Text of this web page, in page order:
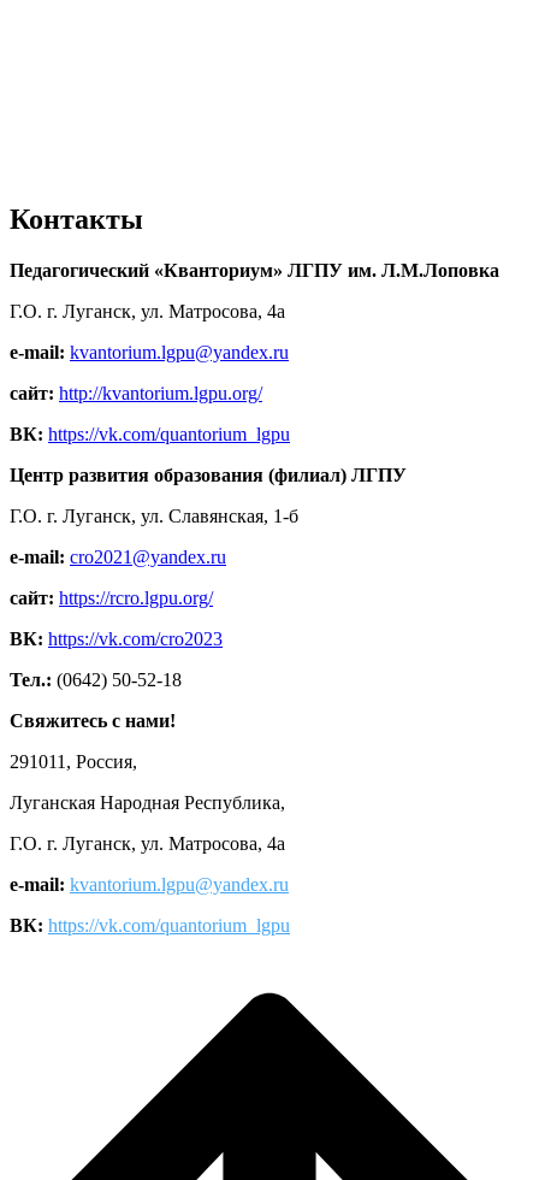
Контакты
Педагогический «Кванториум» ЛГПУ им. Л.М.Лоповка
Г.О. г. Луганск, ул. Матросова, 4а
e-mail: kvantorium.lgpu@yandex.ru
сайт: http://kvantorium.lgpu.org/
ВК: https://vk.com/quantorium_lgpu
Центр развития образования (филиал) ЛГПУ
Г.О. г. Луганск, ул. Славянская, 1-б
e-mail: cro2021@yandex.ru
сайт: https://rcro.lgpu.org/
ВК: https://vk.com/cro2023
Тел.: (0642) 50-52-18
Свяжитесь с нами!
291011, Россия,
Луганская Народная Республика,
Г.О. г. Луганск, ул. Матросова, 4а
e-mail: kvantorium.lgpu@yandex.ru
ВК: https://vk.com/quantorium_lgpu